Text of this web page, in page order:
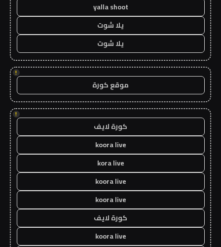
yalla shoot
يلا شوت
يلا شوت
!
موقع كورة
!
كورة لايف
koora live
kora live
koora live
koora live
كورة لايف
koora live